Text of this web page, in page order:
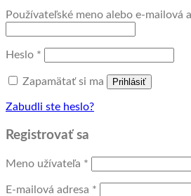
Používateľské meno alebo e-mailová
Heslo *
Zapamätať si ma Prihlásiť
Zabudli ste heslo?
Registrovať sa
Meno užívateľa *
E-mailová adresa *